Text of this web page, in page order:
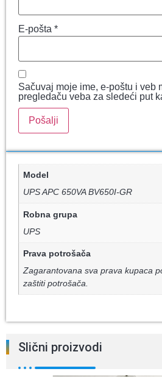
E-pošta *
Sačuvaj moje ime, e-poštu i veb
pregledaču veba za sledeći put
Model
UPS APC 650VA BV650I-GR
Robna grupa
UPS
Prava potrošača
Zagarantovana sva prava kupaca
zaštiti potrošača.
Slični proizvodi